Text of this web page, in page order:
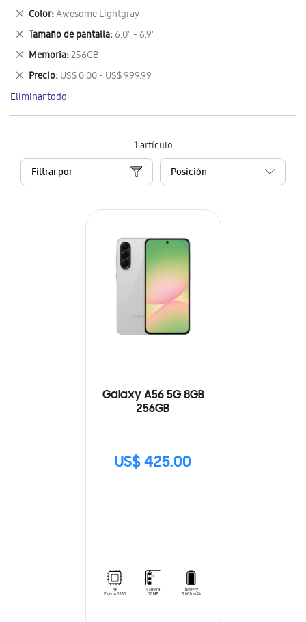
1artículo
Filtrar por
Galaxy A56 5G 8GB
256GB
US$ 425.00
este
artículo
Color Awesome Lightgray
Eliminar
este
artículo
Tamaño de pantalla 6.0" - 6.9"
Eliminar
este
artículo
Memoria 256GB
Eliminar
este
artículo
Precio US$ 0.00 - US$ 999.99
Eliminar
este
artículo
Eliminar todo